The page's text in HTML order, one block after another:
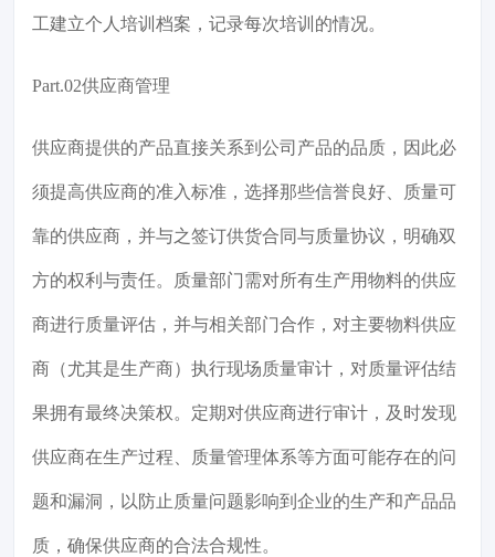
工建立个人培训档案，记录每次培训的情况。
Part.02供应商管理
供应商提供的产品直接关系到公司产品的品质，因此必
须提高供应商的准入标准，选择那些信誉良好、质量可
靠的供应商，并与之签订供货合同与质量协议，明确双
方的权利与责任。质量部门需对所有生产用物料的供应
商进行质量评估，并与相关部门合作，对主要物料供应
商（尤其是生产商）执行现场质量审计，对质量评估结
果拥有最终决策权。定期对供应商进行审计，及时发现
供应商在生产过程、质量管理体系等方面可能存在的问
题和漏洞，以防止质量问题影响到企业的生产和产品品
质，确保供应商的合法合规性。